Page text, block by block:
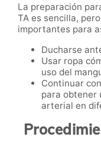
La preparación
TA es sencilla,
importantes para
Ducharse
Usar ropa
uso del
Continuar
para obtener
arterial en